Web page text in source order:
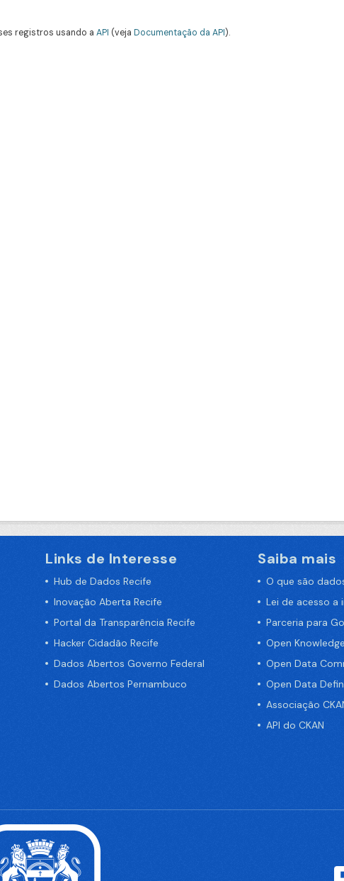
registros usando a API (veja Documentação da API).
Links de Interesse
Hub de Dados Recife
Inovação Aberta Recife
Portal da Transparência Recife
Hacker Cidadão Recife
Dados Abertos Governo Federal
Dados Abertos Pernambuco
Saiba mais
O que são
Lei de acesso a
Parceria para
Open
Open Data
Open Data
Associação
API do CKAN